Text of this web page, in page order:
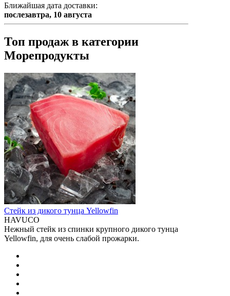
Ближайшая дата доставки:
послезавтра, 10 августа
Топ продаж в категории
Морепродукты
Стейк из дикого тунца Yellowfin
HAVUCO
Нежный стейк из спинки крупного дикого тунца
Yellowfin, для очень слабой прожарки.